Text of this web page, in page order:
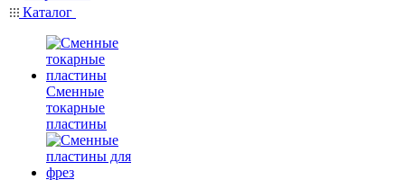
Каталог
Сменные
токарные
пластины